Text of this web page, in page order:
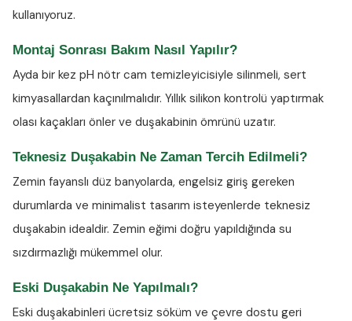
kullanıyoruz.
Montaj Sonrası Bakım Nasıl Yapılır?
Ayda bir kez pH nötr cam temizleyicisiyle silinmeli, sert
kimyasallardan kaçınılmalıdır. Yıllık silikon kontrolü yaptırmak
olası kaçakları önler ve duşakabinin ömrünü uzatır.
Teknesiz Duşakabin Ne Zaman Tercih Edilmeli?
Zemin fayanslı düz banyolarda, engelsiz giriş gereken
durumlarda ve minimalist tasarım isteyenlerde teknesiz
duşakabin idealdir. Zemin eğimi doğru yapıldığında su
sızdırmazlığı mükemmel olur.
Eski Duşakabin Ne Yapılmalı?
Eski duşakabinleri ücretsiz söküm ve çevre dostu geri